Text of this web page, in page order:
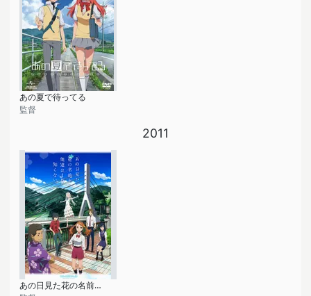
あの夏で待ってる
監督
2011
あの日見た花の名前を僕達はまだ知らない。